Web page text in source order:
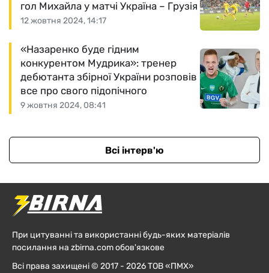
12 жовтня 2024, 14:17
гол Михайла у матчі Україна – Грузія
9 жовтня 2024, 08:41
«Назаренко буде гідним
конкурентом Мудрика»: тренер
дебютанта збірної України розповів
все про свого підопічного
Всі інтерв'ю
При цитуванні та використанні будь-яких матеріалів
посилання на zbirna.com обов'язкове
Всі права захищені © 2017 - 2026 ТОВ «ПМХ»